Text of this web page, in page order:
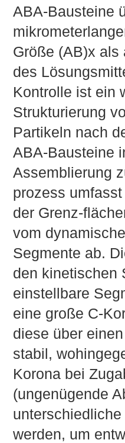
ABA-Bausteine
Größe (AB)x als
des
Kontrolle ist ein
Strukturierung
Partikeln nach
ABA-Bausteine
Assemblierung
prozess
der Grenz-
vom
Segmente ab.
den kinetischen
einstellbare
eine große C-
diese über
stabil,
Korona bei
(ungenügende
werden, um